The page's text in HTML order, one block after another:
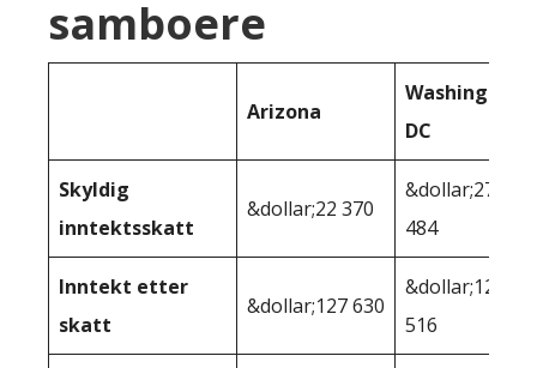
samboere
Arizona
Washington
DC
Skyldig
inntektsskatt
&dollar;22 370
&dollar;27
484
Inntekt etter
skatt
&dollar;127 630
&dollar;122
516